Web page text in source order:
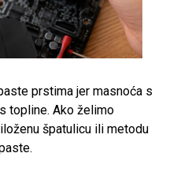
prstima jer masnoća s
topline. Ako želimo
špatulicu ili metodu